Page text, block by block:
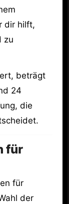
dir hilft,
zu
beträgt
24
die
für
für
der